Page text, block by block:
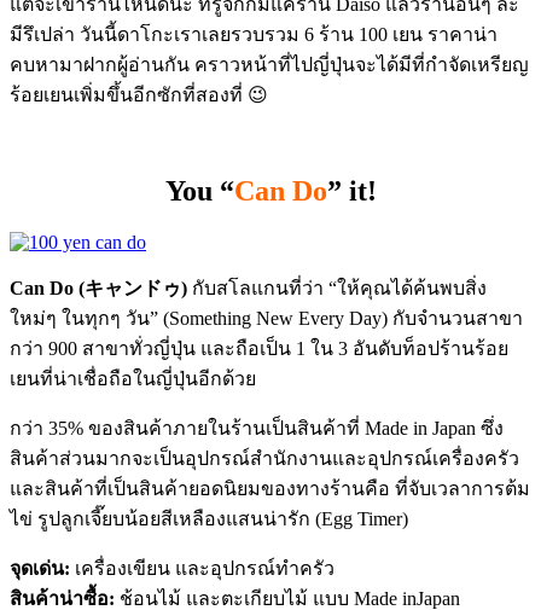
มีรึเปล่า วันนี้ดาโกะเราเลยรวบรวม 6 ร้าน 100 เยน ราคาน่า
คบหามาฝากผู้อ่านกัน คราวหน้าที่ไปญี่ปุ่นจะได้มีที่กำจัดเหรียญ
ร้อยเยนเพิ่มขึ้นอีกซักที่สองที่ 😉
You “Can Do” it!
Can Do (キャンドゥ) กับสโลแกนที่ว่า “ให้คุณได้ค้นพบสิ่ง
ใหม่ๆ ในทุกๆ วัน” (Something New Every Day) กับจำนวนสาขา
กว่า 900 สาขาทั่วญี่ปุ่น และถือเป็น 1 ใน 3 อันดับท็อปร้านร้อย
เยนที่น่าเชื่อถือในญี่ปุ่นอีกด้วย
กว่า 35% ของสินค้าภายในร้านเป็นสินค้าที่ Made in Japan ซึ่ง
สินค้าส่วนมากจะเป็นอุปกรณ์สำนักงานและอุปกรณ์เครื่องครัว
และสินค้าที่เป็นสินค้ายอดนิยมของทางร้านคือ ที่จับเวลาการต้ม
ไข่ รูปลูกเจี๊ยบน้อยสีเหลืองแสนน่ารัก (Egg Timer)
จุดเด่น: เครื่องเขียน และอุปกรณ์ทำครัว
สินค้าน่าซื้อ: ช้อนไม้ และตะเกียบไม้ แบบ Made inJapan